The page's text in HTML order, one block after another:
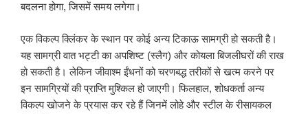
बदलना होगा, जिसमें समय लगेगा।
एक विकल्प क्लिंकर के स्थान पर कोई अन्य टिकाऊ सामग्री हो सकती है।
यह सामग्री वात भट्टी का अपशिष्ट (स्लैग) और कोयला बिजलीघरों की राख
हो सकती है। लेकिन जीवाश्म ईंधनों को चरणबद्ध तरीकों से खत्म करने पर
इन सामग्रियों की प्राप्ति मुश्किल हो जाएगी। फिलहाल, शोधकर्ता अन्य
विकल्प खोजने के प्रयास कर रहे हैं जिनमें लोहे और स्टील के रीसायकल